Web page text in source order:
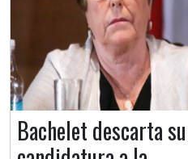
Bachelet descarta su